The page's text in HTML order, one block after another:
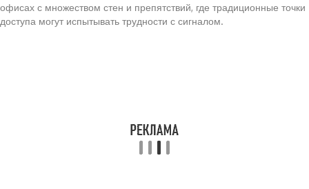
офисах с множеством стен и препятствий, где традиционные точки
доступа могут испытывать трудности с сигналом.